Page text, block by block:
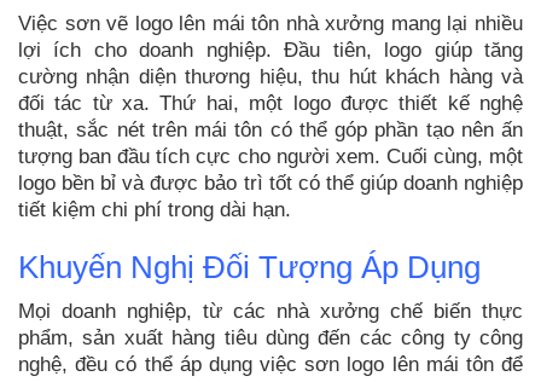
Việc sơn vẽ logo lên mái tôn nhà xưởng mang lại nhiều
lợi ích cho doanh nghiệp. Đầu tiên, logo giúp tăng
cường nhận diện thương hiệu, thu hút khách hàng và
đối tác từ xa. Thứ hai, một logo được thiết kế nghệ
thuật, sắc nét trên mái tôn có thể góp phần tạo nên ấn
tượng ban đầu tích cực cho người xem. Cuối cùng, một
logo bền bỉ và được bảo trì tốt có thể giúp doanh nghiệp
tiết kiệm chi phí trong dài hạn.
Khuyến Nghị Đối Tượng Áp Dụng
Mọi doanh nghiệp, từ các nhà xưởng chế biến thực
phẩm, sản xuất hàng tiêu dùng đến các công ty công
nghệ, đều có thể áp dụng việc sơn logo lên mái tôn để